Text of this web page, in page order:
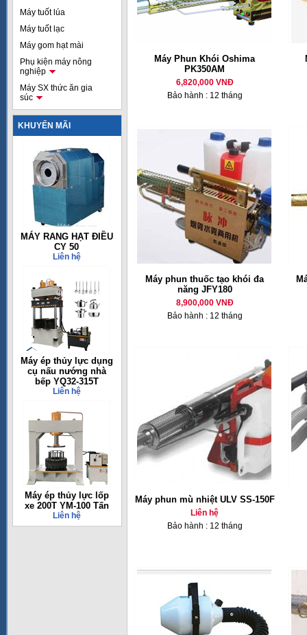
Máy tuốt lúa
Máy tuốt lạc
Máy gom hạt mài
Phụ kiện máy nông
nghiệp
Máy SX thức ăn gia
súc
KHUYẾN MÃI
MÁY RANG HẠT ĐIỀU
CY 50
Liên hệ
Máy ép thủy lực dụng
cụ nấu nướng nhà
bếp YQ32-315T
Liên hệ
Máy ép thủy lực lốp
xe 200T YM-100 Tấn
Liên hệ
Máy Phun Khói Oshima
PK350AM
6,820,000 VNĐ
Bảo hành : 12 tháng
Máy phun thuốc tạo khói đa
năng JFY180
8,900,000 VNĐ
Bảo hành : 12 tháng
Máy phun mù nhiệt ULV SS-150F
Liên hệ
Bảo hành : 12 tháng